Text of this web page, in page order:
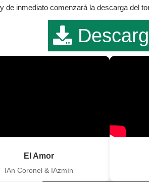
de inmediato comenzará la descarga del
El Amor
IAn Coronel & IAzmín